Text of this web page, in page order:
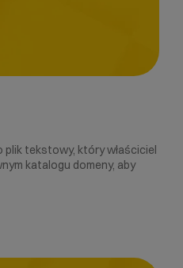
tekstowy, który właściciel
katalogu domeny, aby